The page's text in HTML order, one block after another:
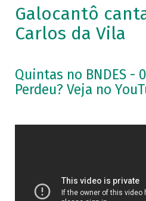
Galocantô
Carlos da Vila
Quintas no BNDES -
Perdeu? Veja no